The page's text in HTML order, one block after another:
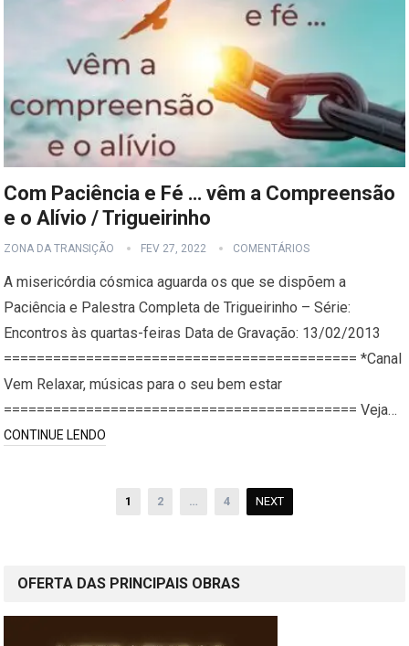
Com Paciência e Fé … vêm a Compreensão
e o Alívio / Trigueirinho
ZONA DA TRANSIÇÃO FEV 27, 2022 COMENTÁRIOS
A misericórdia cósmica aguarda os que se dispõem a
Paciência e Palestra Completa de Trigueirinho – Série:
Encontros às quartas-feiras Data de Gravação: 13/02/2013
=========================================== *Canal
Vem Relaxar, músicas para o seu bem estar
=========================================== Veja…
CONTINUE LENDO
1 2 … 4 NEXT
OFERTA DAS PRINCIPAIS OBRAS